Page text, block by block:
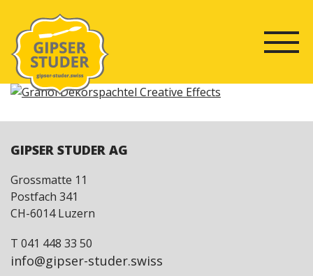
Skip
content
BEITRAGSNAVIGATION
GIPSER STUDER AG
Grossmatte 11
Postfach 341
CH-6014 Luzern
T 041 448 33 50
info@gipser-studer.swiss